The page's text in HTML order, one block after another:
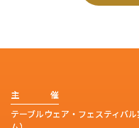
主
催
テーブルウェア・フェスティバ